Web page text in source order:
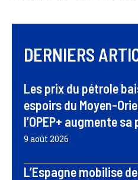
DERNIERS
Les prix du pétrole
espoirs du Moyen-
l’OPEP+ augmente
9 août 2026
L’Espagne mobilise